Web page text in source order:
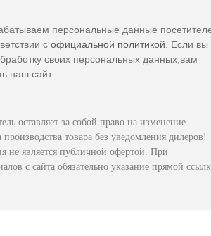
персональные данные
с официальной политикой. Если вы
своих персональных данных,вам
наш сайт.
оставляет за собой право на изменение
товара без уведомления дилеров!
не является публичной офертой. При
с сайта обязательно указание прямой